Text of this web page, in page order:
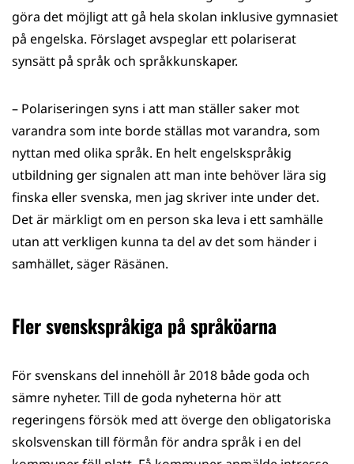
göra det möjligt att gå hela skolan inklusive gymnasiet
på engelska. Förslaget avspeglar ett polariserat
synsätt på språk och språkkunskaper.
– Polariseringen syns i att man ställer saker mot
varandra som inte borde ställas mot varandra, som
nyttan med olika språk. En helt engelskspråkig
utbildning ger signalen att man inte behöver lära sig
finska eller svenska, men jag skriver inte under det.
Det är märkligt om en person ska leva i ett samhälle
utan att verkligen kunna ta del av det som händer i
samhället, säger Räsänen.
Fler svenskspråkiga på språköarna
För svenskans del innehöll år 2018 både goda och
sämre nyheter. Till de goda nyheterna hör att
regeringens försök med att överge den obligatoriska
skolsvenskan till förmån för andra språk i en del